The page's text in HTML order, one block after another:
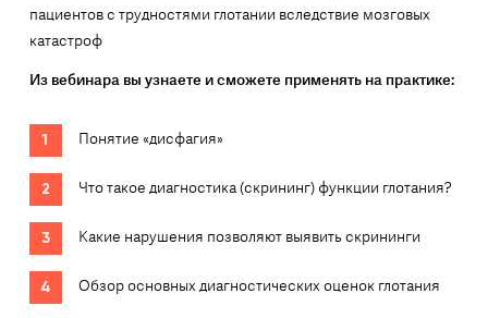
пациентов с трудностями глотании вследствие мозговых
катастроф
Из вебинара вы узнаете и сможете применять на практике:
Понятие «дисфагия»
Что такое диагностика (скрининг) функции глотания?
Какие нарушения позволяют выявить скрининги
Обзор основных диагностических оценок глотания